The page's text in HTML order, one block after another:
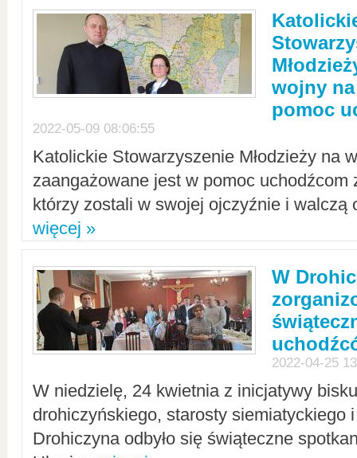
wojny
pomoc
2022-05-09 08:06:55
Katolickie Stowarzyszenie Młodzieży na
zaangażowane jest w pomoc uchodźcom
którzy zostali w swojej ojczyźnie i walczą
więcej »
W
2022-04-25
W niedzielę, 24 kwietnia z inicjatywy
drohiczyńskiego, starosty siemiatyckiego
Drohiczyna odbyło się świąteczne